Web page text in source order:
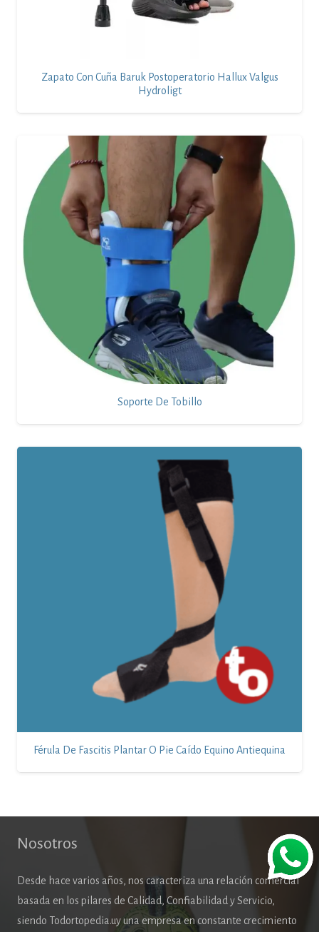
Zapato Con Cuña Baruk Postoperatorio Hallux Valgus
Hydroligt
Soporte De Tobillo
Férula De Fascitis Plantar O Pie Caído Equino Antiequina
Nosotros
Desde hace varios años, nos caracteriza una relación comercial
basada en los pilares de Calidad, Confiabilidad y Servicio,
siendo Todortopedia.uy una empresa en constante crecimiento